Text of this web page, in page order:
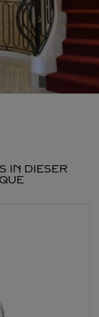
IN DIESER